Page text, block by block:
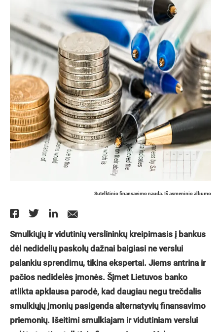
Sutelktinio finansavimo nauda. Iš asmeninio albumo
Smulkiųjų ir vidutinių verslininkų kreipimasis į bankus
dėl nedidelių paskolų dažnai baigiasi ne verslui
palankiu sprendimu, tikina ekspertai. Jiems antrina ir
pačios nedidelės įmonės. Šįmet Lietuvos banko
atlikta apklausa parodė, kad daugiau negu trečdalis
smulkiųjų įmonių pasigenda alternatyvių finansavimo
priemonių. Išeitimi smulkiajam ir vidutiniam verslui